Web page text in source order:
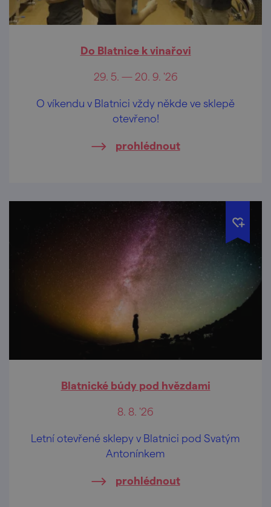
Do Blatnice k vinařovi
29. 5. — 20. 9. '26
O víkendu v Blatnici vždy někde ve sklepě
otevřeno!
prohlédnout
Blatnické búdy pod hvězdami
8. 8. '26
Letní otevřené sklepy v Blatnici pod Svatým
Antonínkem
prohlédnout